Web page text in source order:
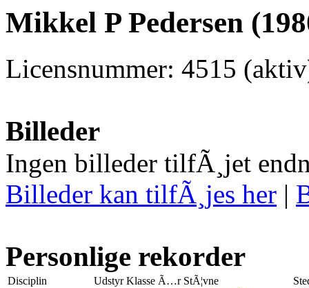
Mikkel P Pedersen
Licensnummer: 4515
Billeder
Ingen billeder tilfÃ¸jet
Billeder kan tilfÃ¸jes her |
Personlige rekorder
Disciplin Udstyr Klasse Ã…r StÃ¦vne